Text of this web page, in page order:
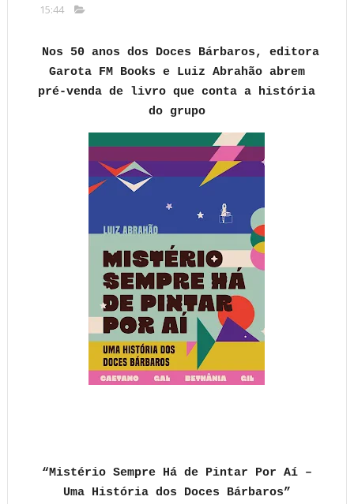
15:44
Nos 50 anos dos Doces Bárbaros, editora
Garota FM Books e Luiz Abrahão abrem
pré-venda de livro que conta a história
do grupo
“Mistério Sempre Há de Pintar Por Aí –
Uma História dos Doces Bárbaros”